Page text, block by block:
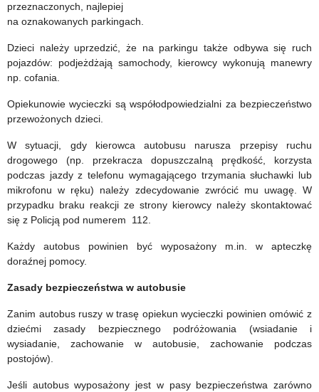
przeznaczonych, najlepiej
na oznakowanych parkingach.
Dzieci należy uprzedzić, że na parkingu także odbywa się ruch
pojazdów: podjeżdżają samochody, kierowcy wykonują manewry
np. cofania.
Opiekunowie wycieczki są współodpowiedzialni za bezpieczeństwo
przewożonych dzieci.
W sytuacji, gdy kierowca autobusu narusza przepisy ruchu
drogowego (np. przekracza dopuszczalną prędkość, korzysta
podczas jazdy z telefonu wymagającego trzymania słuchawki lub
mikrofonu w ręku) należy zdecydowanie zwrócić mu uwagę. W
przypadku braku reakcji ze strony kierowcy należy skontaktować
się z Policją pod numerem 112.
Każdy autobus powinien być wyposażony m.in. w apteczkę
doraźnej pomocy.
Zasady bezpieczeństwa w autobusie
Zanim autobus ruszy w trasę opiekun wycieczki powinien omówić z
dziećmi zasady bezpiecznego podróżowania (wsiadanie i
wysiadanie, zachowanie w autobusie, zachowanie podczas
postojów).
Jeśli autobus wyposażony jest w pasy bezpieczeństwa zarówno